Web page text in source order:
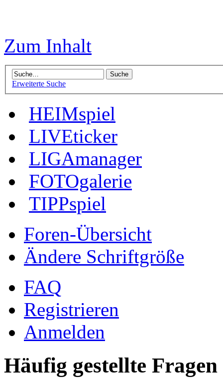
Zum Inhalt
Erweiterte Suche
HEIMspiel
LIVEticker
LIGAmanager
FOTOgalerie
TIPPspiel
Foren-Übersicht
Ändere Schriftgröße
FAQ
Registrieren
Anmelden
Häufig gestellte Fragen